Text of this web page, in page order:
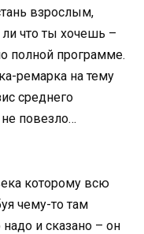
взрослым,
что ты хочешь –
полной программе.
ремарка на тему
среднего
повезло…
которому всю
чему-то там
надо и сказано – он